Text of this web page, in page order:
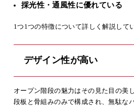
採光性・通風性に優れている
1つ1つの特徴について詳しく解説して
デザイン性が高い
オープン階段の魅力はその見た目の美
段板と骨組みのみで構成され、無駄な